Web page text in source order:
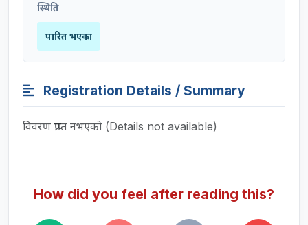
स्थिति
पारित भएका
Registration Details / Summary
विवरण प्राप्त नभएको (Details not available)
How did you feel after reading this?